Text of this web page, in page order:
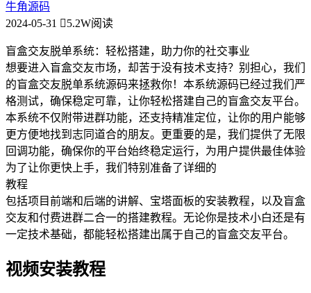
牛角源码
2024-05-31
5.2W阅读
盲盒交友脱单系统：轻松搭建，助力你的社交事业
想要进入盲盒交友市场，却苦于没有技术支持？别担心，我们
的盲盒交友脱单系统源码来拯救你！本系统源码已经过我们严
格测试，确保稳定可靠，让你轻松搭建自己的盲盒交友平台。
本系统不仅附带进群功能，还支持精准定位，让你的用户能够
更方便地找到志同道合的朋友。更重要的是，我们提供了无限
回调功能，确保你的平台始终稳定运行，为用户提供最佳体验
为了让你更快上手，我们特别准备了详细的
教程
包括项目前端和后端的讲解、宝塔面板的安装教程，以及盲盒
交友和付费进群二合一的搭建教程。无论你是技术小白还是有
一定技术基础，都能轻松搭建出属于自己的盲盒交友平台。
视频安装教程